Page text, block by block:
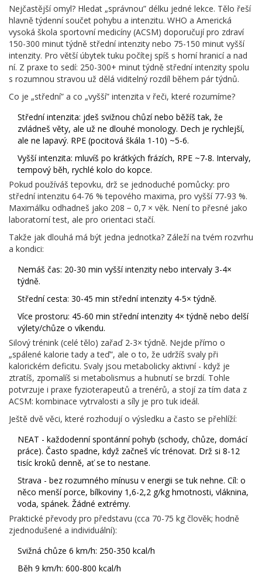
Nejčastější omyl? Hledat „správnou” délku jedné lekce. Tělo řeší
hlavně týdenní součet pohybu a intenzitu. WHO a Americká
vysoká škola sportovní medicíny (ACSM) doporučují pro zdraví
150-300 minut týdně střední intenzity nebo 75-150 minut vyšší
intenzity. Pro větší úbytek tuku počítej spíš s horní hranicí a nad
ní. Z praxe to sedí: 250-300+ minut týdně střední intenzity spolu
s rozumnou stravou už dělá viditelný rozdíl během pár týdnů.
Co je „střední” a co „vyšší” intenzita v řeči, které rozumíme?
Střední intenzita: jdeš svižnou chůzí nebo běžíš tak, že
zvládneš věty, ale už ne dlouhé monology. Dech je rychlejší,
ale ne lapavý. RPE (pocitová škála 1-10) ~5-6.
Vyšší intenzita: mluvíš po krátkých frázích, RPE ~7-8. Intervaly,
tempový běh, rychlé kolo do kopce.
Pokud používáš tepovku, drž se jednoduché pomůcky: pro
střední intenzitu 64-76 % tepového maxima, pro vyšší 77-93 %.
Maximálku odhadneš jako 208 − 0,7 × věk. Není to přesné jako
laboratorní test, ale pro orientaci stačí.
Takže jak dlouhá má být jedna jednotka? Záleží na tvém rozvrhu
a kondici:
Nemáš čas: 20-30 min vyšší intenzity nebo intervaly 3-4×
týdně.
Střední cesta: 30-45 min střední intenzity 4-5× týdně.
Více prostoru: 45-60 min střední intenzity 4× týdně nebo delší
výlety/chůze o víkendu.
Silový trénink (celé tělo) zařaď 2-3× týdně. Nejde přímo o
„spálené kalorie tady a teď”, ale o to, že udržíš svaly při
kalorickém deficitu. Svaly jsou metabolicky aktivní - když je
ztratíš, zpomalíš si metabolismus a hubnutí se brzdí. Tohle
potvrzuje i praxe fyzioterapeutů a trenérů, a stojí za tím data z
ACSM: kombinace vytrvalosti a síly je pro tuk ideál.
Ještě dvě věci, které rozhodují o výsledku a často se přehlíží:
NEAT - každodenní spontánní pohyb (schody, chůze, domácí
práce). Často spadne, když začneš víc trénovat. Drž si 8-12
tisíc kroků denně, ať se to nestane.
Strava - bez rozumného mínusu v energii se tuk nehne. Cíl: o
něco menší porce, bílkoviny 1,6-2,2 g/kg hmotnosti, vláknina,
voda, spánek. Žádné extrémy.
Praktické převody pro představu (cca 70-75 kg člověk; hodně
zjednodušené a individuální):
Svižná chůze 6 km/h: 250-350 kcal/h
Běh 9 km/h: 600-800 kcal/h